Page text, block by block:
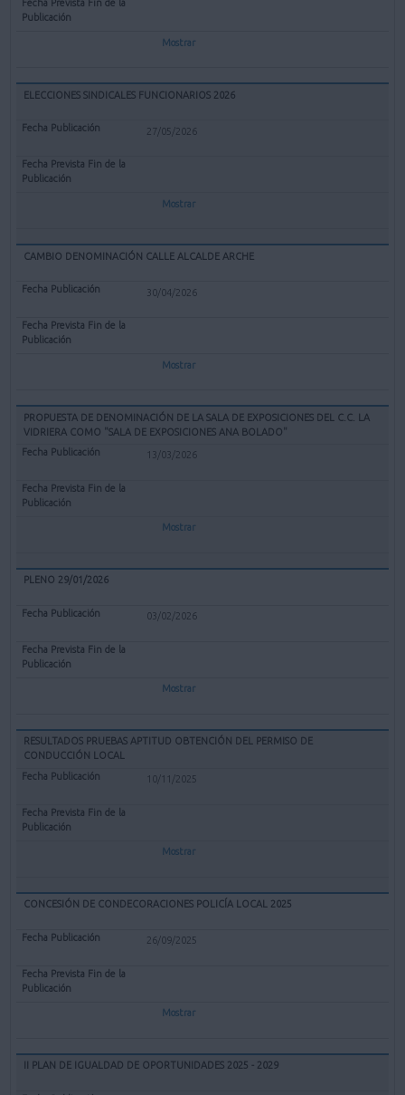
Mostrar
ELECCIONES SINDICALES FUNCIONARIOS 2026
27/05/2026
Mostrar
CAMBIO DENOMINACIÓN CALLE ALCALDE ARCHE
30/04/2026
Mostrar
PROPUESTA DE DENOMINACIÓN DE LA SALA DE EXPOSICIONES DEL C.C. LA
VIDRIERA COMO "SALA DE EXPOSICIONES ANA BOLADO"
13/03/2026
Mostrar
PLENO 29/01/2026
03/02/2026
Mostrar
RESULTADOS PRUEBAS APTITUD OBTENCIÓN DEL PERMISO DE
CONDUCCIÓN LOCAL
10/11/2025
Mostrar
CONCESIÓN DE CONDECORACIONES POLICÍA LOCAL 2025
26/09/2025
Mostrar
II PLAN DE IGUALDAD DE OPORTUNIDADES 2025 - 2029